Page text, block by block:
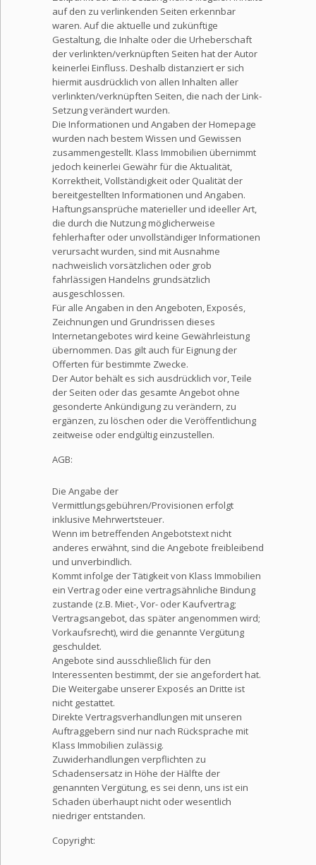
auf den zu verlinkenden Seiten erkennbar
waren. Auf die aktuelle und zukünftige
Gestaltung, die Inhalte oder die Urheberschaft
der verlinkten/verknüpften Seiten hat der Autor
keinerlei Einfluss. Deshalb distanziert er sich
hiermit ausdrücklich von allen Inhalten aller
verlinkten/verknüpften Seiten, die nach der Link-
Setzung verändert wurden.
Die Informationen und Angaben der Homepage
wurden nach bestem Wissen und Gewissen
zusammengestellt. Klass Immobilien übernimmt
jedoch keinerlei Gewähr für die Aktualität,
Korrektheit, Vollständigkeit oder Qualität der
bereitgestellten Informationen und Angaben.
Haftungsansprüche materieller und ideeller Art,
die durch die Nutzung möglicherweise
fehlerhafter oder unvollständiger Informationen
verursacht wurden, sind mit Ausnahme
nachweislich vorsätzlichen oder grob
fahrlässigen Handelns grundsätzlich
ausgeschlossen.
Für alle Angaben in den Angeboten, Exposés,
Zeichnungen und Grundrissen dieses
Internetangebotes wird keine Gewährleistung
übernommen. Das gilt auch für Eignung der
Offerten für bestimmte Zwecke.
Der Autor behält es sich ausdrücklich vor, Teile
der Seiten oder das gesamte Angebot ohne
gesonderte Ankündigung zu verändern, zu
ergänzen, zu löschen oder die Veröffentlichung
zeitweise oder endgültig einzustellen.
AGB:
Die Angabe der
Vermittlungsgebühren/Provisionen erfolgt
inklusive Mehrwertsteuer.
Wenn im betreffenden Angebotstext nicht
anderes erwähnt, sind die Angebote freibleibend
und unverbindlich.
Kommt infolge der Tätigkeit von Klass Immobilien
ein Vertrag oder eine vertragsähnliche Bindung
zustande (z.B. Miet-, Vor- oder Kaufvertrag;
Vertragsangebot, das später angenommen wird;
Vorkaufsrecht), wird die genannte Vergütung
geschuldet.
Angebote sind ausschließlich für den
Interessenten bestimmt, der sie angefordert hat.
Die Weitergabe unserer Exposés an Dritte ist
nicht gestattet.
Direkte Vertragsverhandlungen mit unseren
Auftraggebern sind nur nach Rücksprache mit
Klass Immobilien zulässig.
Zuwiderhandlungen verpflichten zu
Schadensersatz in Höhe der Hälfte der
genannten Vergütung, es sei denn, uns ist ein
Schaden überhaupt nicht oder wesentlich
niedriger entstanden.
Copyright: